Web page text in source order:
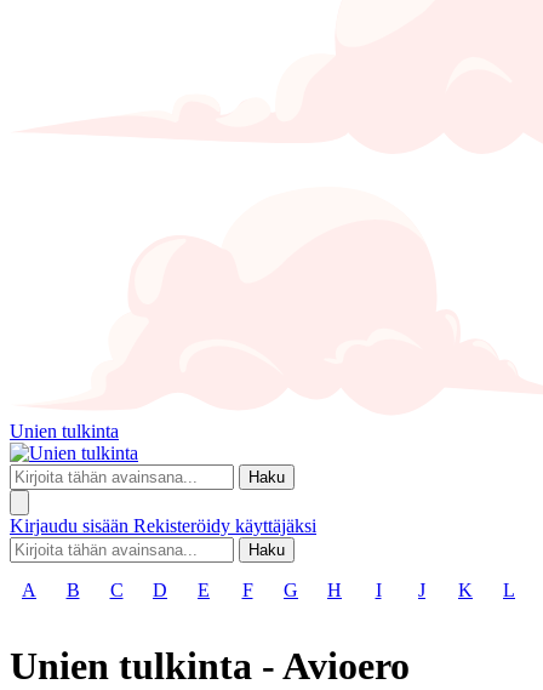
Unien tulkinta
Haku
Kirjaudu sisään Rekisteröidy käyttäjäksi
Haku
A B C D E F G H I J K L
Unien tulkinta - Avioero